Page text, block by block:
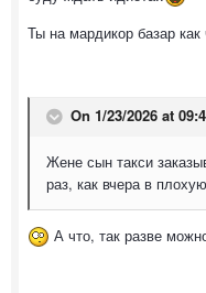
Ты на мардикор базар как
On 1/23/2026 at
Жене сын такси
раз, как вчера в
А что, так разве